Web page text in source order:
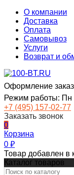
О компании
Доставка
Оплата
Самовывоз
Услуги
Возврат и
Оформление
Режим работы: Пн
+7 (495) 157-02-77
Заказать звонок
0
Корзина
0 ₽
Товар добавлен в
Каталог товаров